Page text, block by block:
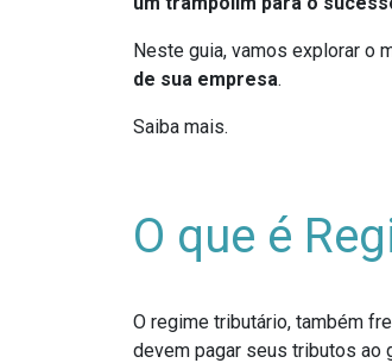
Neste guia, vamos explorar o
de sua empresa.
Saiba mais.
O que é
O regime tributário, também
devem pagar seus tributos ao